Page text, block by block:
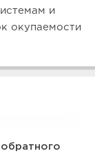
и
окупаемости
обратного